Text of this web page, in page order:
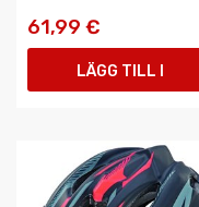
61,99 €
LÄGG TILL I